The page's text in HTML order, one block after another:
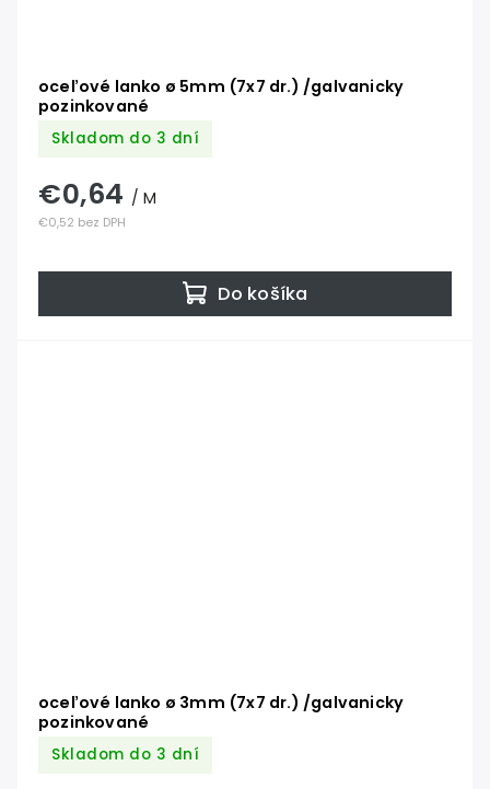
oceľové lanko ø 5mm (7x7 dr.) /galvanicky
pozinkované
Skladom do 3 dní
€0,52 bez DPH
€0,64 / M
Do košíka
oceľové lanko ø 3mm (7x7 dr.) /galvanicky
pozinkované
Skladom do 3 dní